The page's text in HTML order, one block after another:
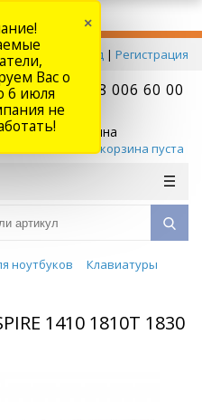
Вход | Регистрация
+7 778 006 60 00
Корзина
Ваша корзина пуста
ноутбуков
Клавиатуры
1410 1810T 1830
Вас о
6 июля
не
×